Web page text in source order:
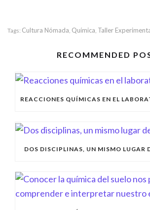
Tags: Cultura Nómada, Química, Taller
RECOMMENDED
DOS DISCIPLINAS, UN MISMO LUGAR